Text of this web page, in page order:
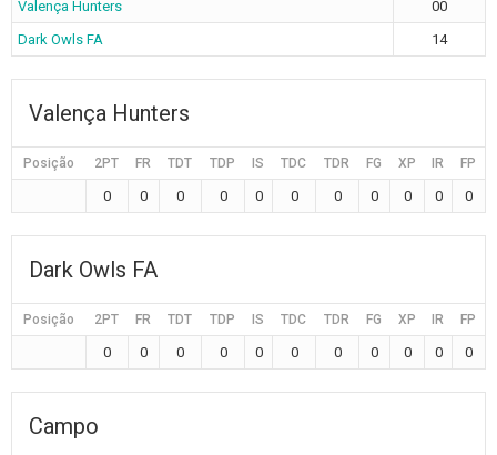
Valença Hunters
00
Dark Owls FA
14
Valença Hunters
Posição 2PT FR TDT TDP IS TDC TDR FG XP IR FP
0 0 0 0 0 0 0 0 0 0 0
Dark Owls FA
Posição 2PT FR TDT TDP IS TDC TDR FG XP IR FP
0 0 0 0 0 0 0 0 0 0 0
Campo